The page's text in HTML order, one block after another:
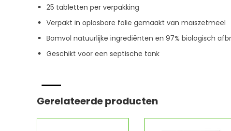
25 tabletten per verpakking
Verpakt in oplosbare folie gemaakt van maïszetmeel
Bomvol natuurlijke ingrediënten en 97% biologisch
Geschikt voor een septische tank
Gerelateerde producten